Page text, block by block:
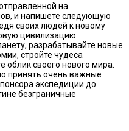
на
и напишете следующую
своих людей к новому
цивилизацию.
разрабатывайте новые
стройте чудеса
облик своего нового мира.
принять очень важные
экспедиции до
безграничные